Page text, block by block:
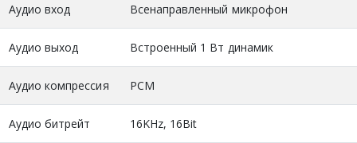
Аудио вход Всенаправленный микрофон
Аудио выход Встроенный 1 Вт динамик
Аудио компрессия PCM
Аудио битрейт 16KHz, 16Bit